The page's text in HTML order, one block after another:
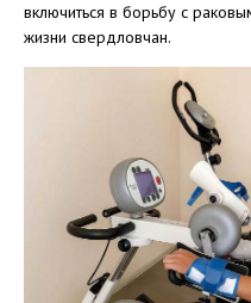
включиться в борьбу с
жизни свердловчан.